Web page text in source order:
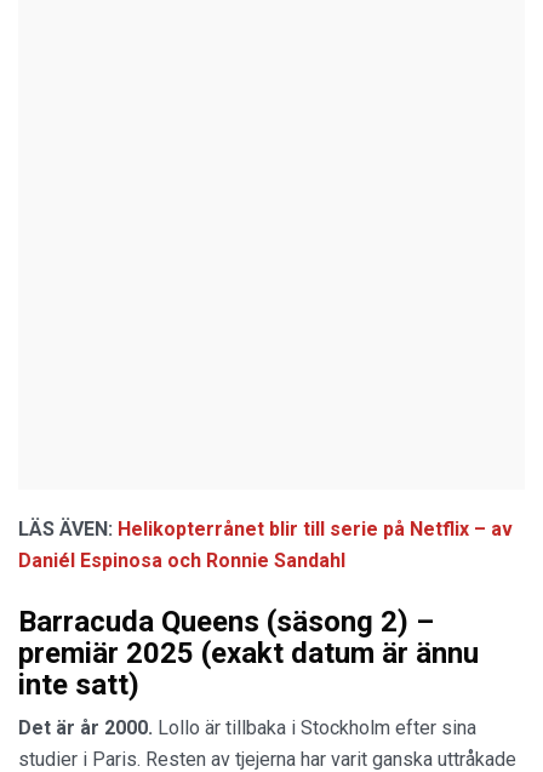
LÄS ÄVEN: Helikopterrånet blir till serie på Netflix – av
Daniél Espinosa och Ronnie Sandahl
Barracuda Queens (säsong 2) –
premiär 2025 (exakt datum är ännu
inte satt)
Det är år 2000. Lollo är tillbaka i Stockholm efter sina
studier i Paris. Resten av tjejerna har varit ganska uttråkade